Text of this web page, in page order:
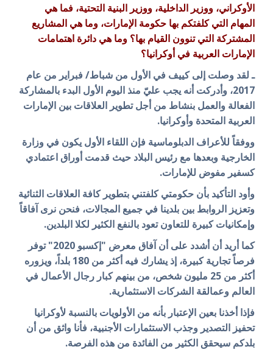
الأوكراني، ووزير الداخلية، ووزير البنية التحتية، فما هي
المهام التي كلفتكم بها حكومة الإمارات، وما هي المشاريع
المشتركة التي تنوون القيام بها؟ وما هي دائرة اهتمامات
الإمارات العربية في أوكرانيا؟
ـ لقد وصلت إلى كييف في الأول من شباط/ فبراير من عام
2017، وأدركت أنه يجب عليّ منذ اليوم الأول البدء بالمشاركة
الفعالة والعمل بنشاط من أجل تطوير العلاقات بين الإمارات
العربية المتحدة وأوكرانيا.
ووفقاً للأعراف الدبلوماسية فإن اللقاء الأول يكون في وزارة
الخارجية وبعدها مع رئيس البلاد حيث قدمت أوراق اعتمادي
كسفير مفوض للإمارات.
وأود التأكيد بأن حكومتي كلفتني بتطوير كافة العلاقات الثنائية
وتعزيز الروابط بين بلدينا في جميع المجالات، فنحن نرى آفاقاً
وإمكانيات كبيرة للتعاون تعود بالنفع الكثير لكلا البلدين.
كما أريد أن أشدد على أن آفاق معرض "إكسبو 2020" توفر
فرصاً تجارية كبيرة، إذ يشارك فيه أكثر من 180 بلداً، ويزوره
أكثر من 25 مليون شخص، من بينهم كبار رجال الأعمال في
العالم وعمالقة الشركات الاستثمارية.
فإذا أخذنا بعين الإعتبار بأنه من الأولويات بالنسبة لأوكرانيا
تحفيز التصدير وجذب الاستثمارات الأجنبية، فأنا واثق من أن
بلدكم سيحقق الكثير من الفائدة من هذه الفرصة.